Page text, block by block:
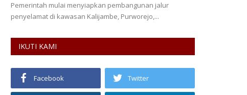
Pemerintah mulai menyiapkan pembangunan jalur
penyelamat di kawasan Kalijambe, Purworejo,...
IKUTI KAMI
Facebook Twitter